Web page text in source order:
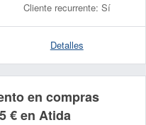
Cliente recurrente: Sí
Detalles
en compras
€ en Atida